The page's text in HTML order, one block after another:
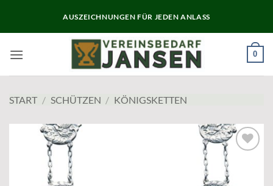
AUSZEICHNUNGEN FÜR JEDEN ANLASS
0
START / SCHÜTZEN / KÖNIGSKETTEN
wishlist